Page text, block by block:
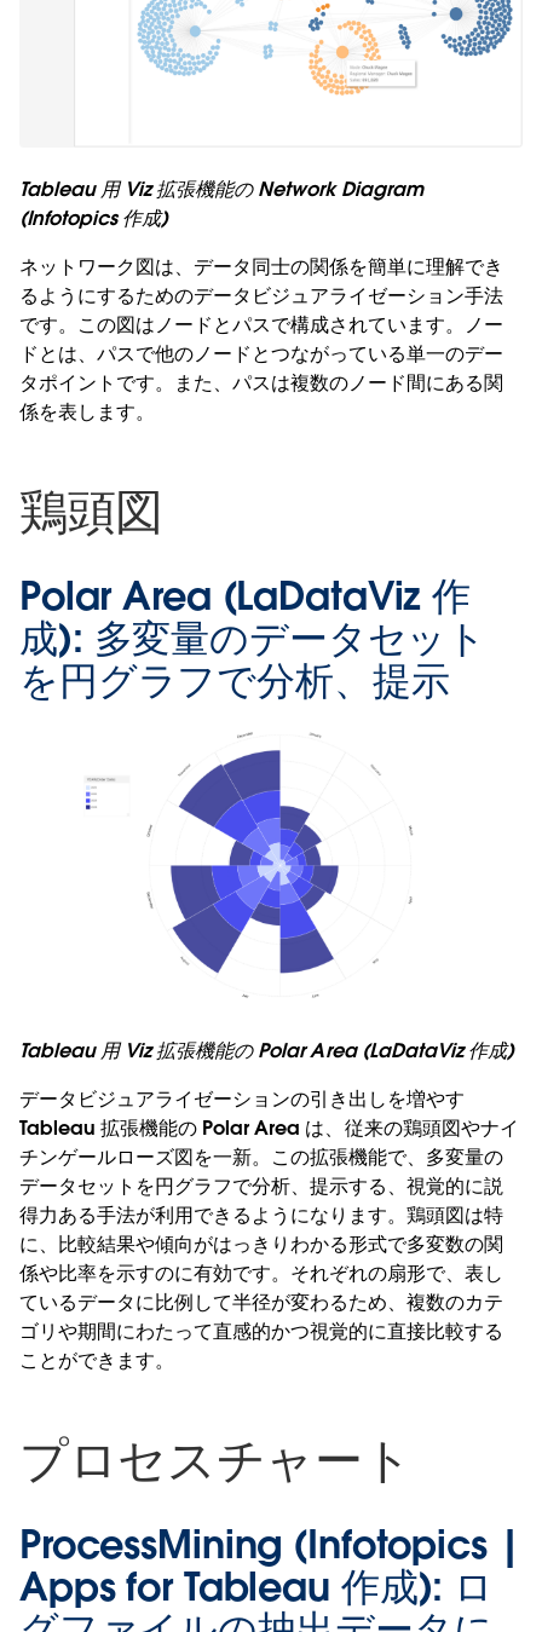
Tableau 用 Viz 拡張機能の Network Diagram
(Infotopics 作成)
ネットワーク図は、データ同士の関係を簡単に理解でき
るようにするためのデータビジュアライゼーション手法
です。この図はノードとパスで構成されています。ノー
ドとは、パスで他のノードとつながっている単一のデー
タポイントです。また、パスは複数のノード間にある関
係を表します。
鶏頭図
Polar Area (LaDataViz 作
成): 多変量のデータセット
を円グラフで分析、提示
Tableau 用 Viz 拡張機能の Polar Area (LaDataViz 作成)
データビジュアライゼーションの引き出しを増やす
Tableau 拡張機能の Polar Area は、従来の鶏頭図やナイ
チンゲールローズ図を一新。この拡張機能で、多変量の
データセットを円グラフで分析、提示する、視覚的に説
得力ある手法が利用できるようになります。鶏頭図は特
に、比較結果や傾向がはっきりわかる形式で多変数の関
係や比率を示すのに有効です。それぞれの扇形で、表し
ているデータに比例して半径が変わるため、複数のカテ
ゴリや期間にわたって直感的かつ視覚的に直接比較する
ことができます。
プロセスチャート
ProcessMining (Infotopics |
Apps for Tableau 作成): ロ